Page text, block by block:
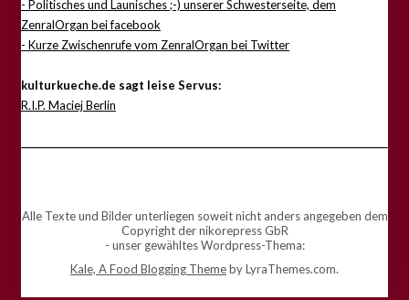
- Politisches und Launisches ;-) unserer Schwesterseite, dem
ZenralOrgan bei facebook
- Kurze Zwischenrufe vom ZenralOrgan bei Twitter
kulturkueche.de sagt leise Servus:
R.I.P. Maciej Berlin
Alle Texte und Bilder unterliegen soweit nicht anders angegeben dem
Copyright der nikorepress GbR
- unser gewähltes Wordpress-Thema:
Kale, A Food Blogging Themeby LyraThemes.com.